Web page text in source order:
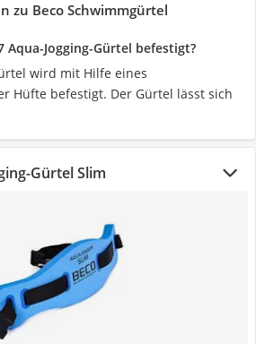
zu Beco Schwimmgürtel
Aqua-Jogging-Gürtel befestigt?
wird mit Hilfe eines
Hüfte befestigt. Der Gürtel lässt sich
Gürtel Slim